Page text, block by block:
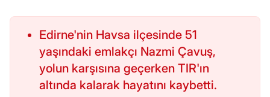
Edirne'nin Havsa ilçesinde 51
yaşındaki emlakçı Nazmi Çavuş,
yolun karşısına geçerken TIR'ın
altında kalarak hayatını kaybetti.